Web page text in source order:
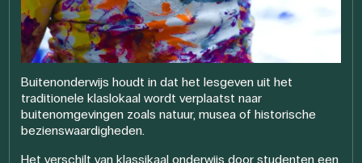
Buitenonderwijs houdt in dat het lesgeven uit het
traditionele klaslokaal wordt verplaatst naar
buitenomgevingen zoals natuur, musea of historische
bezienswaardigheden.
Het verschilt van klassikaal onderwijs door studenten een